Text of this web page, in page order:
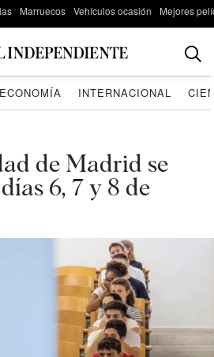
Marruecos Vehículos ocasión Mejores
ECONOMÍA INTERNACIONAL
de Madrid se
6, 7 y 8 de